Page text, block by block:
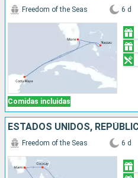
Comidas incluidas
Freedom of the Seas 6 d
Freedom of the Seas 6 d